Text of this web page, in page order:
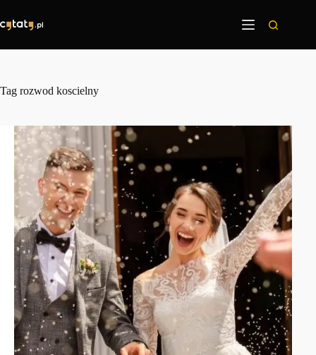
treści
Tag rozwod koscielny